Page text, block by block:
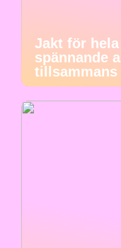
Jakt för
spännande
tillsammans